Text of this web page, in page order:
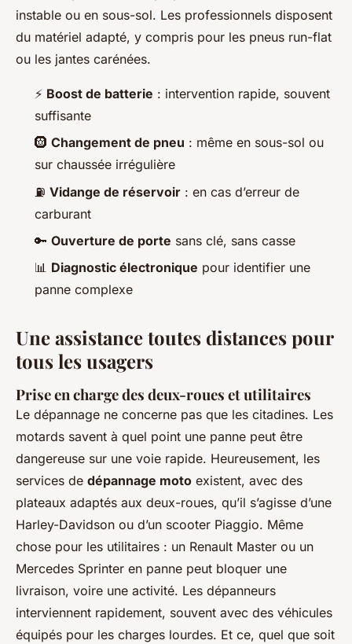
instable ou en sous-sol. Les professionnels disposent
du matériel adapté, y compris pour les pneus run-flat
ou les jantes carénées.
⚡ Boost de batterie : intervention rapide, souvent
suffisante
🛞 Changement de pneu : même en sous-sol ou
sur chaussée irrégulière
⛽ Vidange de réservoir : en cas d’erreur de
carburant
🔑 Ouverture de porte sans clé, sans casse
📊 Diagnostic électronique pour identifier une
panne complexe
Une assistance toutes distances pour
tous les usagers
Prise en charge des deux-roues et utilitaires
Le dépannage ne concerne pas que les citadines. Les
motards savent à quel point une panne peut être
dangereuse sur une voie rapide. Heureusement, les
services de dépannage moto existent, avec des
plateaux adaptés aux deux-roues, qu’il s’agisse d’une
Harley-Davidson ou d’un scooter Piaggio. Même
chose pour les utilitaires : un Renault Master ou un
Mercedes Sprinter en panne peut bloquer une
livraison, voire une activité. Les dépanneurs
interviennent rapidement, souvent avec des véhicules
équipés pour les charges lourdes. Et ce, quel que soit